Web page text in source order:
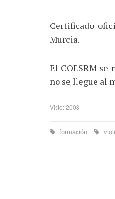
Certificado
Murcia.
El COESRM
no se llegue al
Visto: 2008
formación